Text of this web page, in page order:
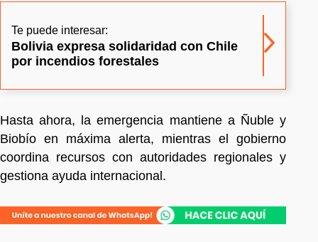
Te puede interesar:
Bolivia expresa solidaridad con Chile
por incendios forestales
Hasta ahora, la emergencia mantiene a Ñuble y
Biobío en máxima alerta, mientras el gobierno
coordina recursos con autoridades regionales y
gestiona ayuda internacional.